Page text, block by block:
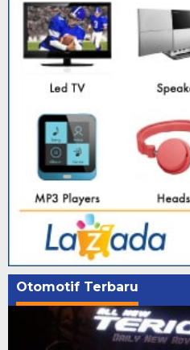
Otomotif Terbaru